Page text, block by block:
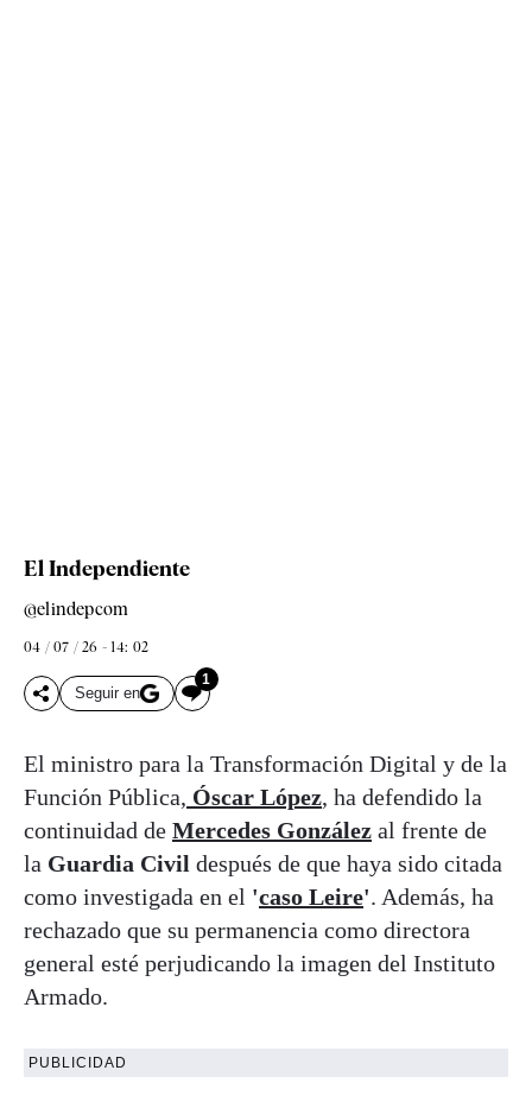
El Independiente
@elindepcom
04 / 07 / 26 - 14: 02
Seguir en
1
El ministro para la Transformación Digital y de la
Función Pública, Óscar López, ha defendido la
continuidad de Mercedes González al frente de
la Guardia Civil después de que haya sido citada
como investigada en el 'caso Leire'. Además, ha
rechazado que su permanencia como directora
general esté perjudicando la imagen del Instituto
Armado.
PUBLICIDAD